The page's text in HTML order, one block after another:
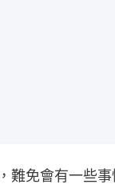
難免會有一些